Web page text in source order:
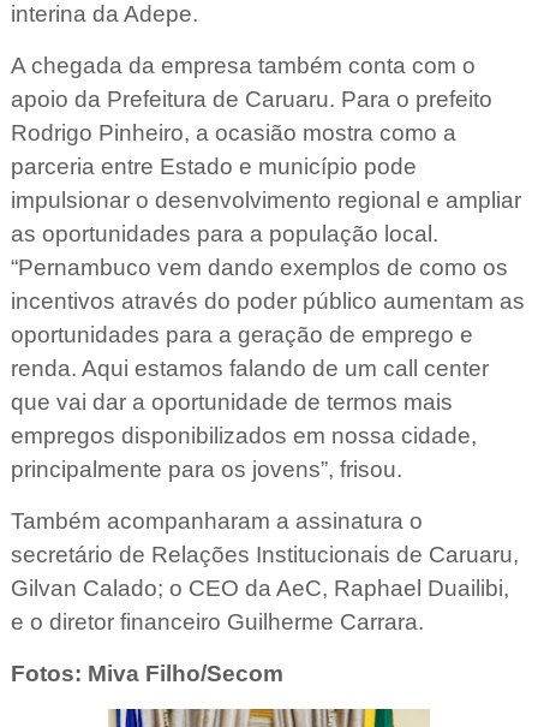
interina da Adepe.
A chegada da empresa também conta com o
apoio da Prefeitura de Caruaru. Para o prefeito
Rodrigo Pinheiro, a ocasião mostra como a
parceria entre Estado e município pode
impulsionar o desenvolvimento regional e ampliar
as oportunidades para a população local.
“Pernambuco vem dando exemplos de como os
incentivos através do poder público aumentam as
oportunidades para a geração de emprego e
renda. Aqui estamos falando de um call center
que vai dar a oportunidade de termos mais
empregos disponibilizados em nossa cidade,
principalmente para os jovens”, frisou.
Também acompanharam a assinatura o
secretário de Relações Institucionais de Caruaru,
Gilvan Calado; o CEO da AeC, Raphael Duailibi,
e o diretor financeiro Guilherme Carrara.
Fotos: Miva Filho/Secom